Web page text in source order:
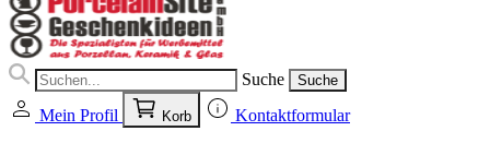
Suche Suche
Mein Profil Korb Kontaktformular